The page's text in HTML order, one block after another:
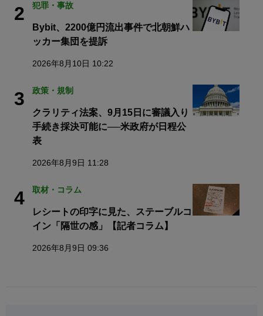
2 犯罪・事故
Bybit、2200億円流出事件で北朝鮮ハ
ッカー集団を提訴
2026年8月10日 10:22
3 政策・規制
クラリティ法案、9月15日に審議入り
手続き採決可能に──米政府が日程公
表
2026年8月9日 11:28
4 取材・コラム
レシートの印字に見た、ステーブルコ
イン「隔世の感」【記者コラム】
2026年8月9日 09:36